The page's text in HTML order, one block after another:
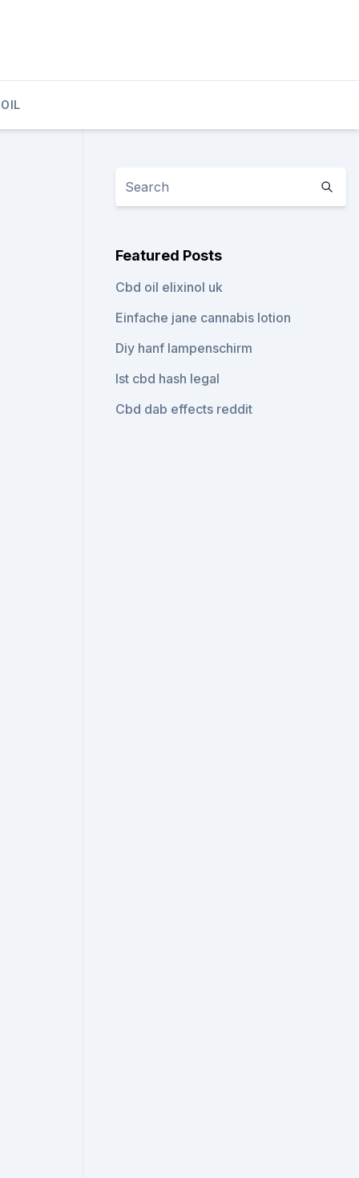
Featured Posts
Cbd oil elixinol uk
Einfache jane cannabis lotion
Diy hanf lampenschirm
Ist cbd hash legal
Cbd dab effects reddit